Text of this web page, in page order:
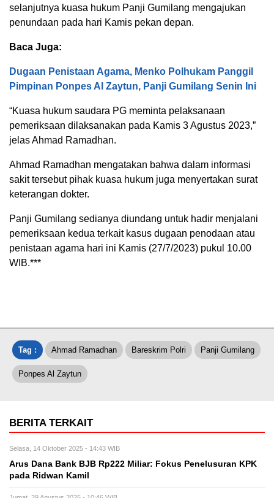
selanjutnya kuasa hukum Panji Gumilang mengajukan
penundaan pada hari Kamis pekan depan.
Baca Juga:
Dugaan Penistaan Agama, Menko Polhukam Panggil
Pimpinan Ponpes Al Zaytun, Panji Gumilang Senin Ini
“Kuasa hukum saudara PG meminta pelaksanaan
pemeriksaan dilaksanakan pada Kamis 3 Agustus 2023,”
jelas Ahmad Ramadhan.
Ahmad Ramadhan mengatakan bahwa dalam informasi
sakit tersebut pihak kuasa hukum juga menyertakan surat
keterangan dokter.
Panji Gumilang sedianya diundang untuk hadir menjalani
pemeriksaan kedua terkait kasus dugaan penodaan atau
penistaan agama hari ini Kamis (27/7/2023) pukul 10.00
WIB.***
Tag : Ahmad Ramadhan Bareskrim Polri Panji Gumilang
Ponpes Al Zaytun
BERITA TERKAIT
Selasa, 14 Oktober 2025 - 14:43 WIB
Arus Dana Bank BJB Rp222 Miliar: Fokus Penelusuran KPK
pada Ridwan Kamil